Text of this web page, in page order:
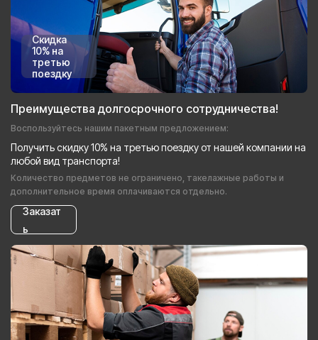
Скидка
10% на
третью
поездку
Преимущества долгосрочного сотрудничества!
Воспользуйтесь нашим пакетным предложением:
Получить скидку 10% на третью поездку от нашей компании на
любой вид транспорта!
Количество предметов не ограничено, такелажные работы и
дополнительное время оплачиваются отдельно.
Заказат
ь